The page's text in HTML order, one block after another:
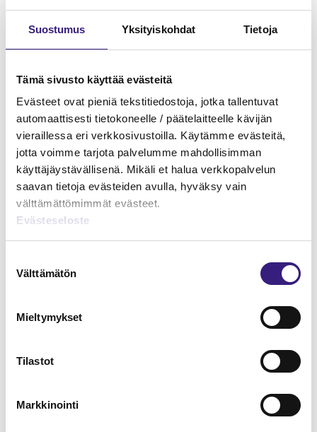
Suostumus Yksityiskohdat Tietoja
Tämä sivusto käyttää evästeitä
Evästeet ovat pieniä tekstitiedostoja, jotka tallentuvat
automaattisesti tietokoneelle / päätelaitteelle kävijän
vieraillessa eri verkkosivustoilla. Käytämme evästeitä,
jotta voimme tarjota palvelumme mahdollisimman
käyttäjäystävällisenä. Mikäli et halua verkkopalvelun
saavan tietoja evästeiden avulla, hyväksy vain
välttämättömimmät evästeet.
Evästeseloste
valinta
Välttämätön
Mieltymykset
Tilastot
Markkinointi
Verkkokauppa - kirjanpito ja
arvonlisäverotus